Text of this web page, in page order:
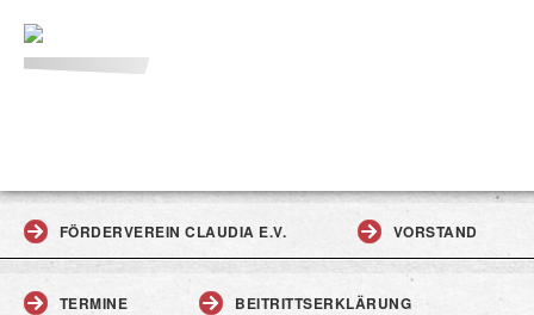
FÖRDERVEREIN CLAUDIA E.V. VORSTAND
TERMINE BEITRITTSERKLÄRUNG